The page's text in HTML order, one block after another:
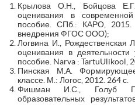
Крылова О.Н., Бойцова
оценивания в
пособие. СПб.: КАРО, 2015.
внедрения ФГОС ООО);
Логвина И.,
оценивания в деятельности
пособие. Narva : TartuUlikool,
Пинская М.А.
классе. М.: Логос, 2012. 264 с.
Фишман И.С., Голуб
образовательных